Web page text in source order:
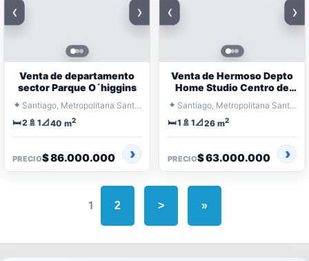
‹ ›
Venta de departamento
sector Parque O´higgins
⌖
Santiago, Metropolitana Santiago
🛏️2 🚿 1📐40 m2
PRECIO$ 86.000.000
‹ ›
Venta de Hermoso Depto
Home Studio Centro de
⌖ Santiago, Metropolitana Santiago
🛏️1 🚿 1📐26 m2
PRECIO$ 63.000.000
1 2 > »